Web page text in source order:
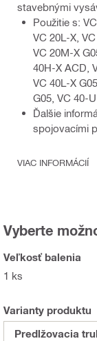
stavebnými
Použitie s:
VC 20L-X,
VC 20M-X
40H-X ACD,
VC 40L-X
G05, VC 40-
Ďalšie
spojovacími
VIAC INFORMÁCIÍ
Vyberte
Veľkosť balenia
1 ks
Varianty produktu
Predlžovacia